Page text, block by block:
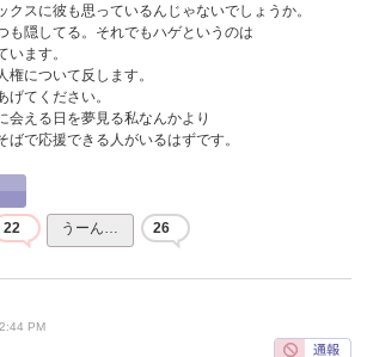
クスに彼も思っているんじゃないでしょうか。
も隠してる。それでもハゲというのは
います。
権について反します。
てください。
会える日を夢見る私なんかより
ばで応援できる人がいるはずです。
22 うーん… 26
PM